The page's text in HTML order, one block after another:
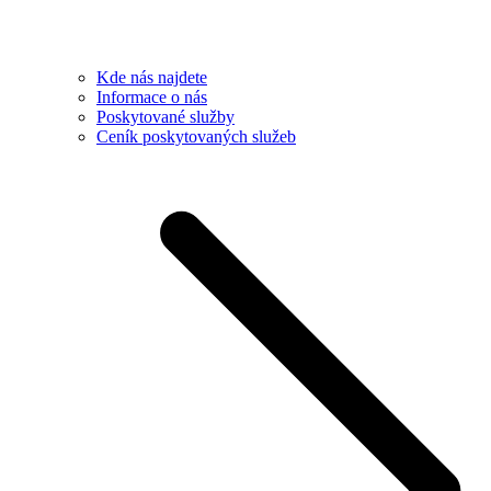
Kde nás najdete
Informace o nás
Poskytované služby
Ceník poskytovaných služeb